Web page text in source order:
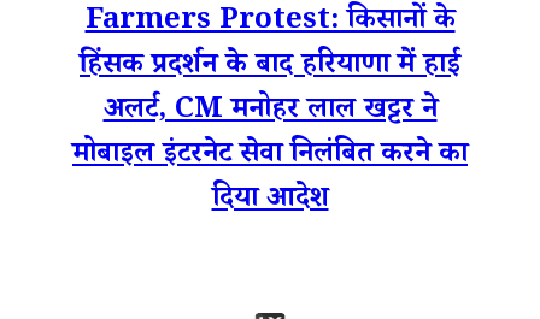
Farmers Protest: किसानों के
हिंसक प्रदर्शन के बाद हरियाणा में हाई
अलर्ट, CM मनोहर लाल खट्टर ने
मोबाइल इंटरनेट सेवा निलंबित करने का
दिया आदेश